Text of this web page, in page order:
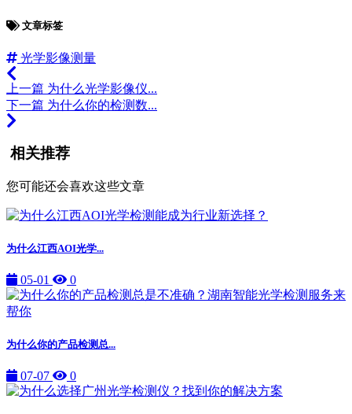
文章标签
光学影像测量
上一篇 为什么光学影像仪...
下一篇 为什么你的检测数...
相关推荐
您可能还会喜欢这些文章
为什么江西AOI光学...
05-01 0
为什么你的产品检测总...
07-07 0